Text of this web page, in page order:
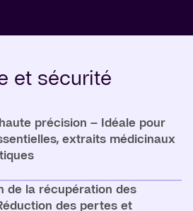
et sécurité
précision – Idéale pour
extraits médicinaux
de la récupération des
des pertes et